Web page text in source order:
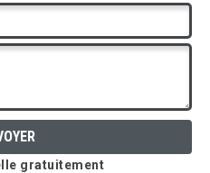
gratuitement